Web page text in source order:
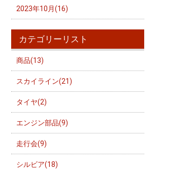
2023年10月(16)
カテゴリーリスト
商品(13)
スカイライン(21)
タイヤ(2)
エンジン部品(9)
走行会(9)
シルビア(18)